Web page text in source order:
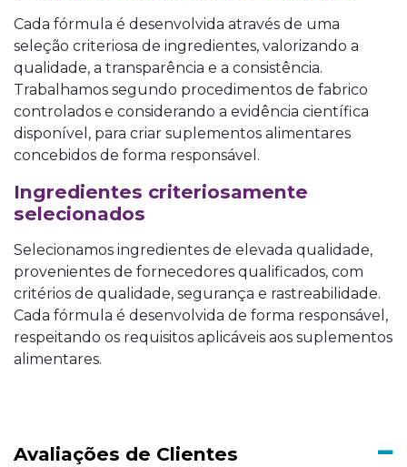
Cada fórmula é desenvolvida através de uma
seleção criteriosa de ingredientes, valorizando a
qualidade, a transparência e a consistência.
Trabalhamos segundo procedimentos de fabrico
controlados e considerando a evidência científica
disponível, para criar suplementos alimentares
concebidos de forma responsável.
Ingredientes criteriosamente
selecionados
Selecionamos ingredientes de elevada qualidade,
provenientes de fornecedores qualificados, com
critérios de qualidade, segurança e rastreabilidade.
Cada fórmula é desenvolvida de forma responsável,
respeitando os requisitos aplicáveis aos suplementos
alimentares.
Avaliações de Clientes